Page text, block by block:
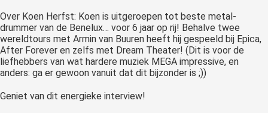
Over Koen Herfst: Koen is uitgeroepen tot beste metal-
drummer van de Benelux… voor 6 jaar op rij! Behalve twee
wereldtours met Armin van Buuren heeft hij gespeeld bij Epica,
After Forever en zelfs met Dream Theater! (Dit is voor de
liefhebbers van wat hardere muziek MEGA impressive, en
anders: ga er gewoon vanuit dat dit bijzonder is ;))
Geniet van dit energieke interview!